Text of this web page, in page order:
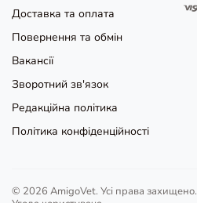
Доставка та оплата
Повернення та обмін
Вакансії
Зворотний зв'язок
Редакційна політика
Політика конфіденційності
© 2026 AmigoVet. Усі права захищено.